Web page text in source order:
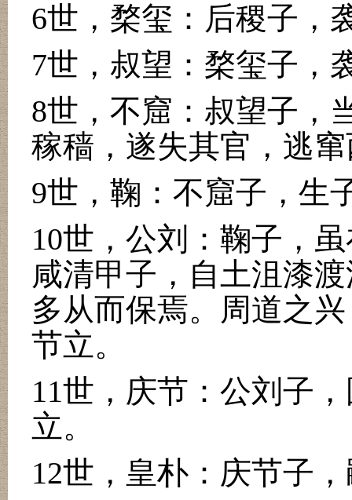
6世，楘玺：后稷子，
7世，叔望：楘玺子，
8世，不窟：叔望子，
稼穑，遂失其官，逃
9世，鞠：不窟子，生
10世，公刘：鞠子，
咸清甲子，自土沮漆
多从而保焉。周道之
节立。
11世，庆节：公刘子
立。
12世，皇朴：庆节子